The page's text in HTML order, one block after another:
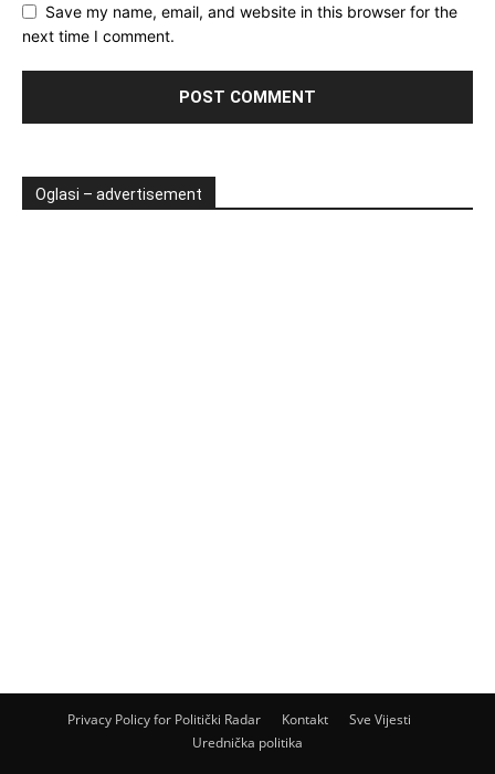
Save my name, email, and website in this browser for the
next time I comment.
Oglasi – advertisement
Privacy Policy for Politički Radar Kontakt
Sve Vijesti
Urednička politika